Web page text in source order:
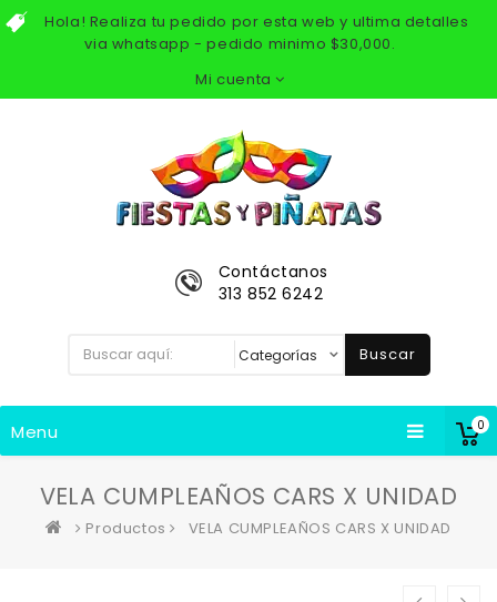
Hola! Realiza tu pedido por esta web y ultima detalles
via whatsapp - pedido minimo $30,000.
Mi cuenta
0
Contáctanos
313 852 6242
Buscar
Menu
VELA CUMPLEAÑOS CARS X UNIDAD
Productos VELA CUMPLEAÑOS CARS X UNIDAD